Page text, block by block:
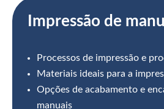
Impressão de
Processos de impressão e
Materiais ideais para a
Opções de acabamento e
manuais